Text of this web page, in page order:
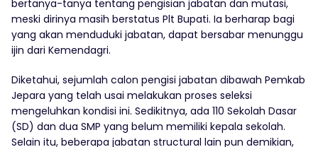
bertanya-tanya tentang pengisian jabatan dan mutasi,
meski dirinya masih berstatus Plt Bupati. Ia berharap bagi
yang akan menduduki jabatan, dapat bersabar menunggu
ijin dari Kemendagri.
Diketahui, sejumlah calon pengisi jabatan dibawah Pemkab
Jepara yang telah usai melakukan proses seleksi
mengeluhkan kondisi ini. Sedikitnya, ada 110 Sekolah Dasar
(SD) dan dua SMP yang belum memiliki kepala sekolah.
Selain itu, beberapa jabatan structural lain pun demikian,